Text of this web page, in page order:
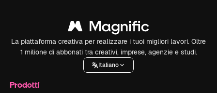
La piattaforma creativa per realizzare i tuoi migliori lavori. Oltre
1 milione di abbonati tra creativi, imprese, agenzie e studi.
Italiano
Prodotti